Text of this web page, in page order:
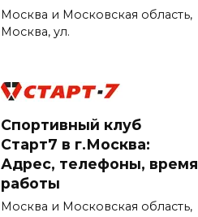
Москва и Московская область,
Москва, ул.
Спортивный клуб
Старт7 в г.Москва:
Адрес, телефоны, время
работы
Москва и Московская область,